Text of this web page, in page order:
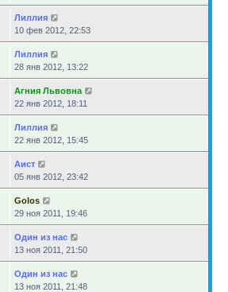
Лиллия
10 фев 2012, 22:53
Лиллия
28 янв 2012, 13:22
Агния Львовна
22 янв 2012, 18:11
Лиллия
22 янв 2012, 15:45
Аист
05 янв 2012, 23:42
Golos
29 ноя 2011, 19:46
Один из нас
13 ноя 2011, 21:50
Один из нас
13 ноя 2011, 21:48